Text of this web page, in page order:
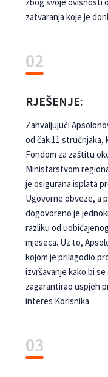
zatvaranja koje je
02
RJEŠENJE:
Zahvaljujući
od čak 11 stručnjaka,
Fondom za zaštitu
Ministarstvom
je osigurana isplata
Ugovorne obveze, a
dogovoreno je
razliku od
mjeseca. Uz to,
kojom je prilagodio
izvršavanje kako bi
zagarantirao uspjeh
interes Korisnika.
03